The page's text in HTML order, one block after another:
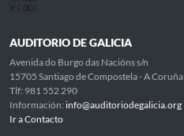
AUDITORIO DE GALICIA
Avenida do Burgo das Nacións s/n
15705 Santiago de Compostela - A Coruña
Tlf: 981 552 290
Información: info@auditoriodegalicia.org
Ir a Contacto